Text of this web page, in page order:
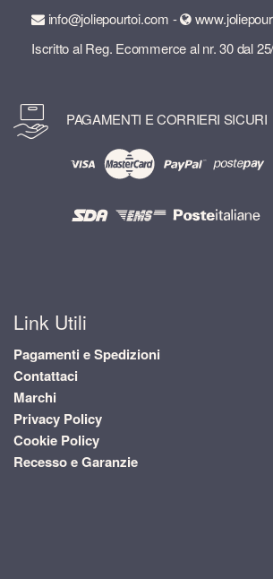
info@joliepourtoi.com -
Iscritto al Reg. Ecommerce al nr. 30 dal
PAGAMENTI E CORRIERI SICURI
Link Utili
Pagamenti e Spedizioni
Contattaci
Marchi
Privacy Policy
Cookie Policy
Recesso e Garanzie